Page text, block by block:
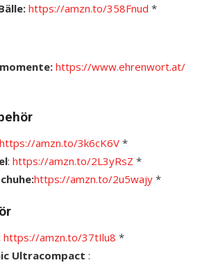
https://amzn.to/358Fnud *
https://www.ehrenwort.at/
https://amzn.to/3k6cK6V *
: https://amzn.to/2L3yRsZ *
https://amzn.to/2u5wajy *
https://amzn.to/37tIlu8 *
Ultracompact :